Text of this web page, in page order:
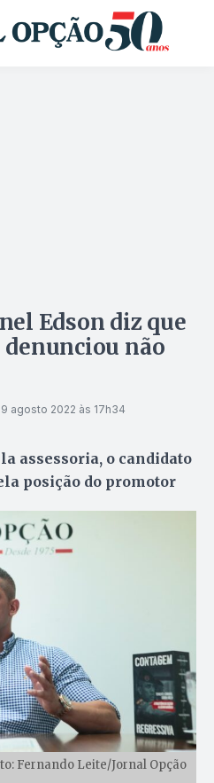
Edson diz que
não
agosto 2022 às 17h34
assessoria, o candidato
posição do promotor
Fernando Leite/Jornal Opção